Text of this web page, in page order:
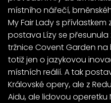
místního nářečí,
My Fair Lady s přívlastkem
postava Lízy se
tržnice Covent Garden na
totiž jen o jazykovou
místních reálií. A tak
Královské opery, ale z
Aidu, ale lidovou operetku